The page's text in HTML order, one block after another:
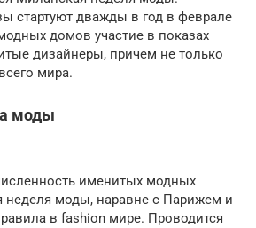
стартуют дважды в год в феврале
домов участие в показах
дизайнеры, причем не только
мира.
моды
именитых модных
неделя моды, наравне с Парижем и
в fashion мире. Проводится